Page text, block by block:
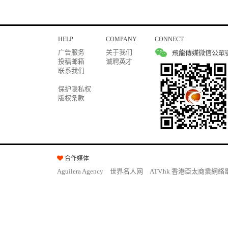
HELP
广告服务
投稿邮箱
联系我们
保护隐私权
版权条款
COMPANY
关于我们
诚聘英才
CONNECT
飛龍傳媒微信公眾
合作媒体
Aguilera Agency 世界名人网 ATV.hk 香港亞太商業網絡